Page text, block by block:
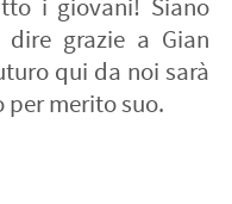
i giovani! Siano
grazie a Gian
qui da noi sarà
merito suo.